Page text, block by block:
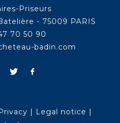
Priseurs
- 75009 PARIS
70 50 90
badin.com
| Legal notice |